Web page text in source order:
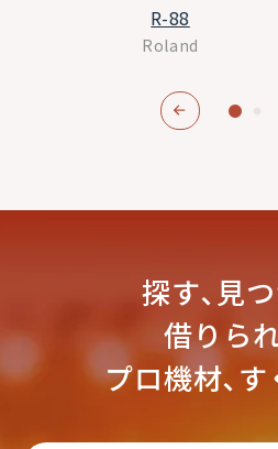
R-88
Roland
探す､見
借りら
プロ機材､す